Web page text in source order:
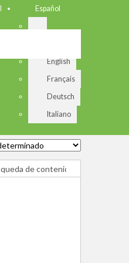
Español
English
Français
Deutsch
Italiano